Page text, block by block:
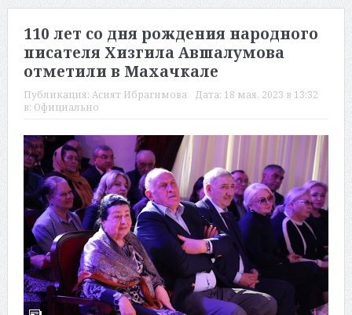
110 лет со дня рождения народного
писателя Хизгила Авшалумова
отметили в Махачкале
Публикация: Асият Ибрагимова Дата: 18 мая, 2023 в 13:32
в: Официально